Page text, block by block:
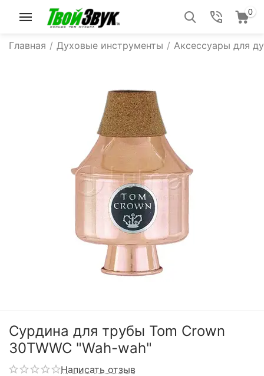
0
Главная / Духовые инструменты / Аксессуары для
Сурдина для трубы Tom Crown
30TWWC "Wah-wah"
Написать отзыв